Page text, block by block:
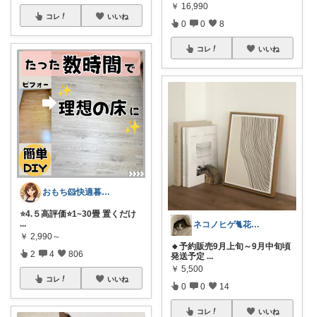
コレ いいね
おもち🐹快適暮らし🌸オリ写🪴
⭐️4.５高評価⭐️1~30畳 置くだけ
...
￥ 2,990～
2 4 806
コレ いいね
￥ 16,990
0 0 8
コレ いいね
ネコノヒゲ🐈花好きオタクの庭🪴
🔸予約販売9月上旬～9月中旬頃
発送予定 ...
￥ 5,500
0 0 14
コレ いいね